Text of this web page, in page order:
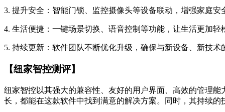
3. 提升安全：智能门锁、监控摄像头等设备联动，增强家庭安
4. 生活便捷：一键场景切换、语音控制等功能，让生活更加轻
5. 持续更新：软件团队不断优化升级，确保与新设备、新技术
【纽家智控测评】
纽家智控以其强大的兼容性、友好的用户界面、高效的管理
长，都能在这款软件中找到满意的解决方案。同时，其持续